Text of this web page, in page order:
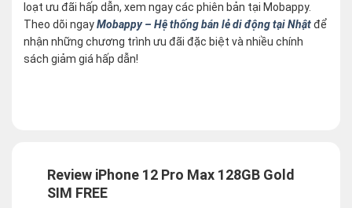
loạt ưu đãi hấp dẫn, xem ngay các phiên bản tại Mobappy.
Theo dõi ngayMobappy – Hệ thống bán lẻ di động tại Nhậtđể
nhận những chương trình ưu đãi đặc biệt và nhiều chính
sách giảm giá hấp dẫn!
Review iPhone 12 Pro Max 128GB Gold
SIM FREE